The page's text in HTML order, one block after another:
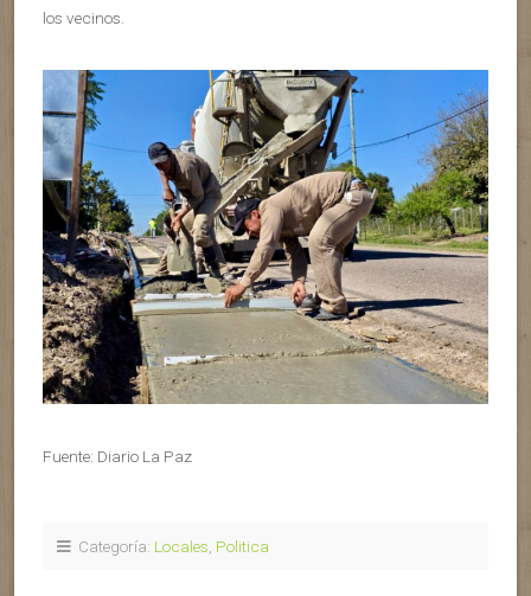
los vecinos.
Fuente: Diario La Paz
Categoría: Locales Politica